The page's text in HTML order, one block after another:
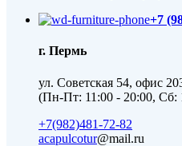
+7
г. Пермь
ул. Советская 54, офис
(Пн-Пт: 11:00 - 20:00, Сб:
+7(982)481-72-82
acapulcotur@mail.ru